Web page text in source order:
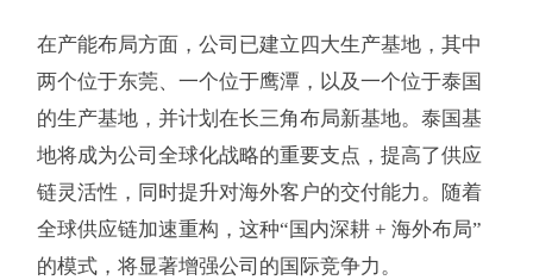
在产能布局方面，公司已建立四大生产基地，其中
两个位于东莞、一个位于鹰潭，以及一个位于泰国
的生产基地，并计划在长三角布局新基地。泰国基
地将成为公司全球化战略的重要支点，提高了供应
链灵活性，同时提升对海外客户的交付能力。随着
全球供应链加速重构，这种“国内深耕 + 海外布局”
的模式，将显著增强公司的国际竞争力。